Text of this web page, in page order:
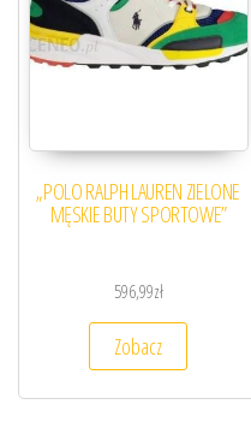
„POLO RALPH LAUREN ZIELONE
MĘSKIE BUTY SPORTOWE”
596,99zł
Zobacz